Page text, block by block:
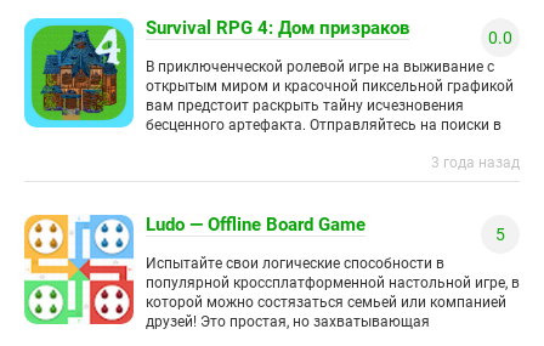
Survival RPG 4: Дом призраков 0.0
В приключенческой ролевой игре на выживание с
открытым миром и красочной пиксельной графикой
вам предстоит раскрыть тайну исчезновения
бесценного артефакта. Отправляйтесь на поиски в
3 года назад
Ludo — Offline Board Game 5
Испытайте свои логические способности в
популярной кроссплатформенной настольной игре, в
которой можно состязаться семьей или компанией
друзей! Это простая, но захватывающая